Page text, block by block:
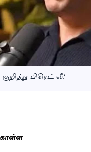
பிரெட் லீ!